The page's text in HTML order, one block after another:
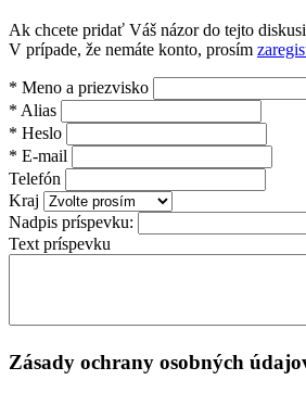
Ak chcete pridať Váš názor do tejto
V prípade, že nemáte konto, prosím
* Meno a priezvisko
* Alias
* Heslo
* E-mail
Telefón
Kraj
Nadpis príspevku:
Text príspevku
Zásady ochrany osobných